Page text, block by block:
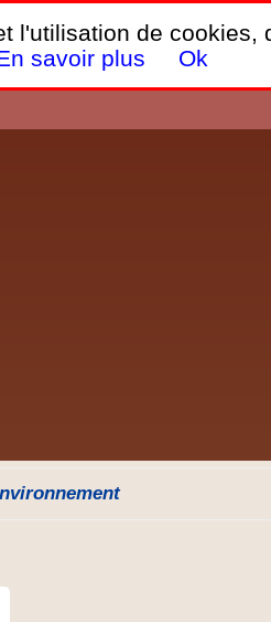
,
et PC.
de cookies,
savoir plus Ok